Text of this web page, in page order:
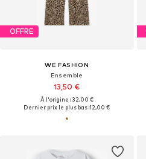
OFFRE
WE FASHION
Ensemble
13,50 €
À l'origine : 32,00 €
Dernier prix le plus bas :12,00 €